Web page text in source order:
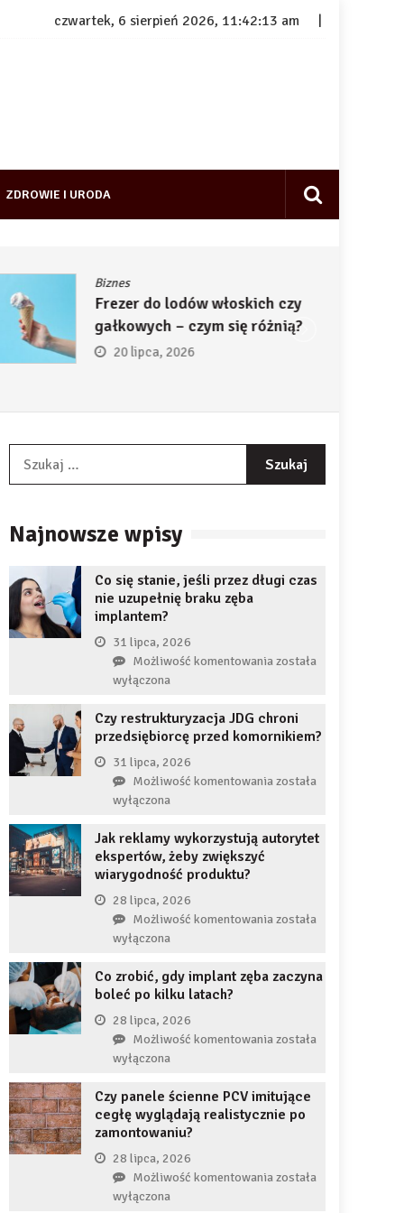
czwartek, 6 sierpień 2026, 11:42:14 am
ZDROWIE I URODA
Biznes
Frezer do lodów włoskich czy
gałkowych – czym się różnią?
20 lipca, 2026
Najnowsze wpisy
Co się stanie, jeśli przez długi czas
nie uzupełnię braku zęba
implantem?
31 lipca, 2026
Możliwość komentowaniaCo
jeśli
przez
czas
braku
zęba
została
wyłączona
Czy restrukturyzacja JDG chroni
przedsiębiorcę przed komornikiem?
31 lipca, 2026
Możliwość komentowaniaCzy
chroni
została
wyłączona
Jak reklamy wykorzystują autorytet
ekspertów, żeby zwiększyć
wiarygodność produktu?
28 lipca, 2026
Możliwość komentowaniaJak
autorytet
zwiększyć
została
wyłączona
Co zrobić, gdy implant zęba zaczyna
boleć po kilku latach?
28 lipca, 2026
Możliwość komentowaniaCo
implant
zęba
została
wyłączona
Czy panele ścienne PCV imitujące
cegłę wyglądają realistycznie po
zamontowaniu?
28 lipca, 2026
Możliwość komentowaniaCzy
została
wyłączona